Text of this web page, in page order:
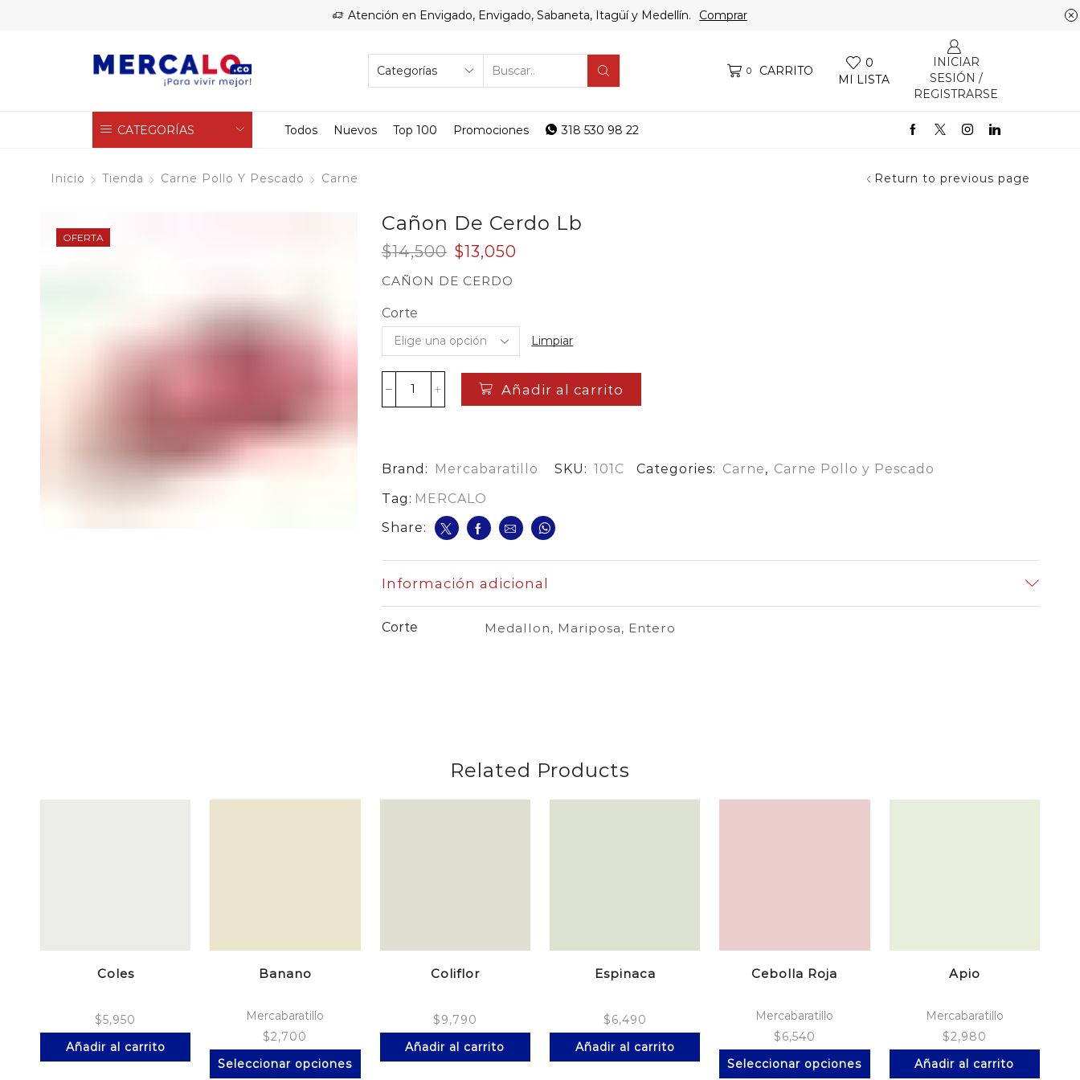
Atención en Envigado, Envigado, Sabaneta, Itagüí y Medellín. Comprar
SEARCH
0 CARRITO
0
MI LISTA
INICIAR
SESIÓN /
REGISTRARSE
CATEGORÍAS Todos Nuevos Top 100 Promociones 318 530 98 22
Inicio Tienda Carne Pollo Y Pescado Carne Return to previous page
OFERTA
Cañon De Cerdo Lb
$14,500 El
precio
$14,500.
$13,050
$13,050.
CAÑON DE CERDO
Corte
Limpiar
Cañon
De
cantidad
Añadir al carrito
Brand: Mercabaratillo SKU: 101C Categories: Carne, Carne Pollo y Pescado
Tag: MERCALO
Share:
Información adicional
Corte Medallon, Mariposa, Entero
Related Products
Coles
$5,950
Añadir al carrito
Banano
Mercabaratillo
$2,700
Seleccionar opciones
Coliflor
$9,790
Añadir al carrito
Espinaca
$6,490
Añadir al carrito
Cebolla Roja
Mercabaratillo
$6,540
Seleccionar opciones
Apio
Mercabaratillo
$2,980
Añadir al carrito